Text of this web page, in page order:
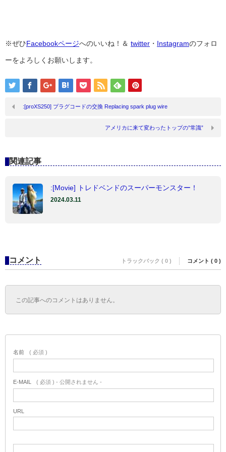
※ぜひFacebookページへのいいね！＆ twitter ・ Instagramのフォロ
ーをよろしくお願いします。
:[proXS250] プラグコードの交換 Replacing spark plug wire
アメリカに来て変わったトップの”常識”
関連記事
:[Movie] トレドベンドのスーパーモンスター！
2024.03.11
コメント トラックバック ( 0 ) コメント ( 0 )
この記事へのコメントはありません。
名前 ( 必須 )
E-MAIL ( 必須 ) - 公開されません -
URL